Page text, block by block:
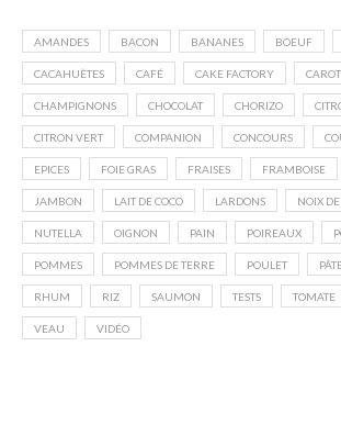
AMANDES BACON BANANES BOEUF
CACAHUÈTES CAFÉ CAKE FACTORY
CHAMPIGNONS CHOCOLAT CHORIZO
CITRON VERT COMPANION CONCOURS
EPICES FOIE GRAS FRAISES FRAMBOISE
JAMBON LAIT DE COCO LARDONS NOIX DE
NUTELLA OIGNON PAIN POIREAUX
POMMES POMMES DE TERRE POULET
RHUM RIZ SAUMON TESTS TOMATE
VEAU VIDÉO